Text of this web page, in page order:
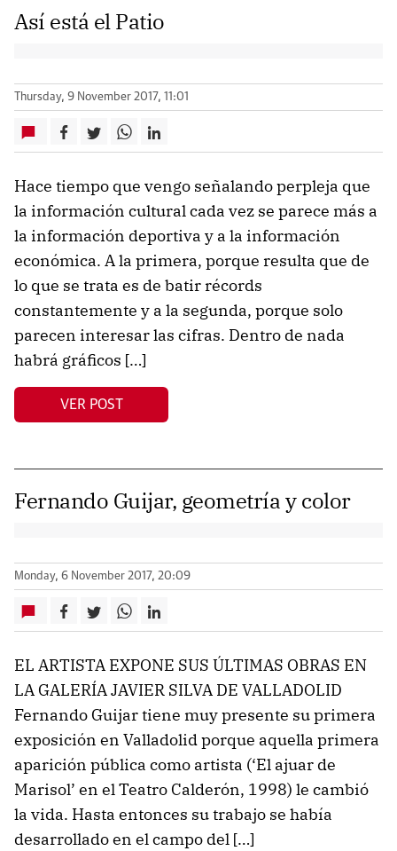
Así está el Patio
Thursday, 9 November 2017, 11:01
Hace tiempo que vengo señalando perpleja que
la información cultural cada vez se parece más a
la información deportiva y a la información
económica. A la primera, porque resulta que de
lo que se trata es de batir récords
constantemente y a la segunda, porque solo
parecen interesar las cifras. Dentro de nada
habrá gráficos […]
VER POST
Fernando Guijar, geometría y color
Monday, 6 November 2017, 20:09
EL ARTISTA EXPONE SUS ÚLTIMAS OBRAS EN
LA GALERÍA JAVIER SILVA DE VALLADOLID
Fernando Guijar tiene muy presente su primera
exposición en Valladolid porque aquella primera
aparición pública como artista (‘El ajuar de
Marisol’ en el Teatro Calderón, 1998) le cambió
la vida. Hasta entonces su trabajo se habí­a
desarrollado en el campo del […]